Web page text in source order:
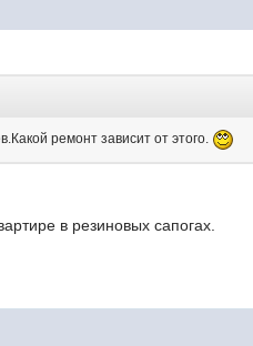
ремонт зависит от этого.
в резиновых сапогах.